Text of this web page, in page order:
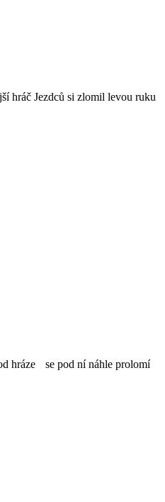
hráč Jezdců si zlomil levou ruku
hráze se pod ní náhle prolomí